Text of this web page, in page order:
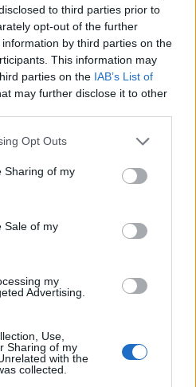
to third parties prior to
opt-out of the further
by third parties on the
This information may
parties on the IAB’s List of
may further disclose it to other
app uses one or more Google
behaviour. You may click to
and its third-party tags to
purposes in below Google
Opt Outs
Sharing of my
Sale of my
my
Advertising.
Use,
Sharing of my
with the
collected.
kehidupan seharian.
berkala menyumbang
teras, yang penting
koordinasi yang lebih
kecederaan. Ia
rendah untuk kekal aktif,
kawasan yang cedera.
sedang pulih daripada
lain, membantu
dan meningkatkan
mesin elips membantu
mereka. Pergerakan